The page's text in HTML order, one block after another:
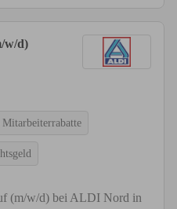
w/d)
Mitarbeiterrabatte
(m/w/d) bei ALDI Nord in